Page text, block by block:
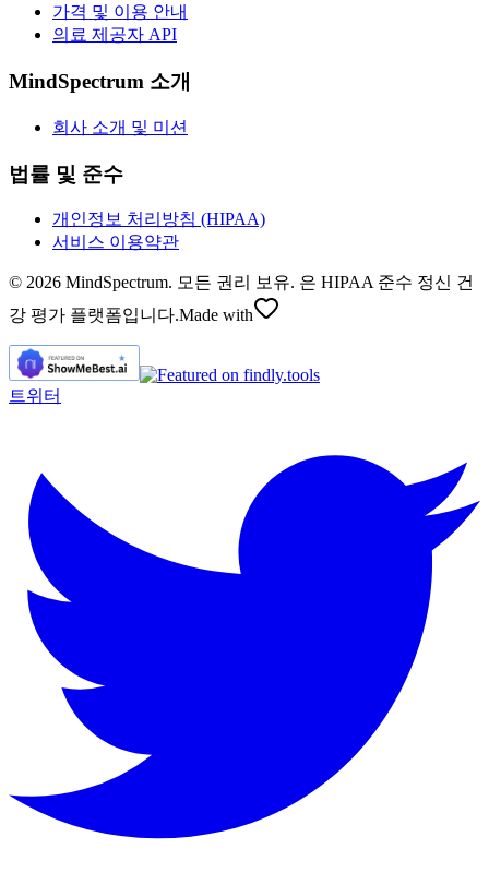
가격 및 이용 안내
의료 제공자 API
MindSpectrum 소개
회사 소개 및 미션
법률 및 준수
개인정보 처리방침 (HIPAA)
서비스 이용약관
© 2026 MindSpectrum. 모든 권리 보유. 은 HIPAA 준수 정신 건
강 평가 플랫폼입니다.Made with
트위터